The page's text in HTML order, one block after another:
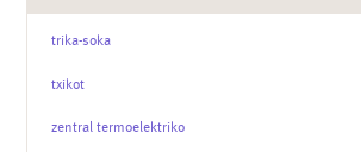
trika-soka
txikot
zentral termoelektriko